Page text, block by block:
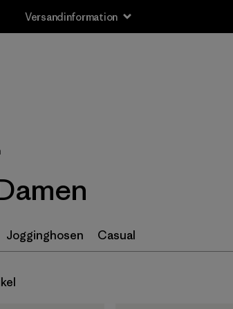
Versandinformation
Jogginghosen Casual